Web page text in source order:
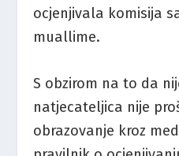
ocjenjivala komisija
muallime.
S obzirom na to da
natjecateljica nije
obrazovanje kroz